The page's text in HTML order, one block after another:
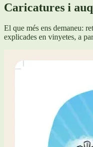
Caricatures i
El que més ens demaneu:
explicades en vinyetes, a